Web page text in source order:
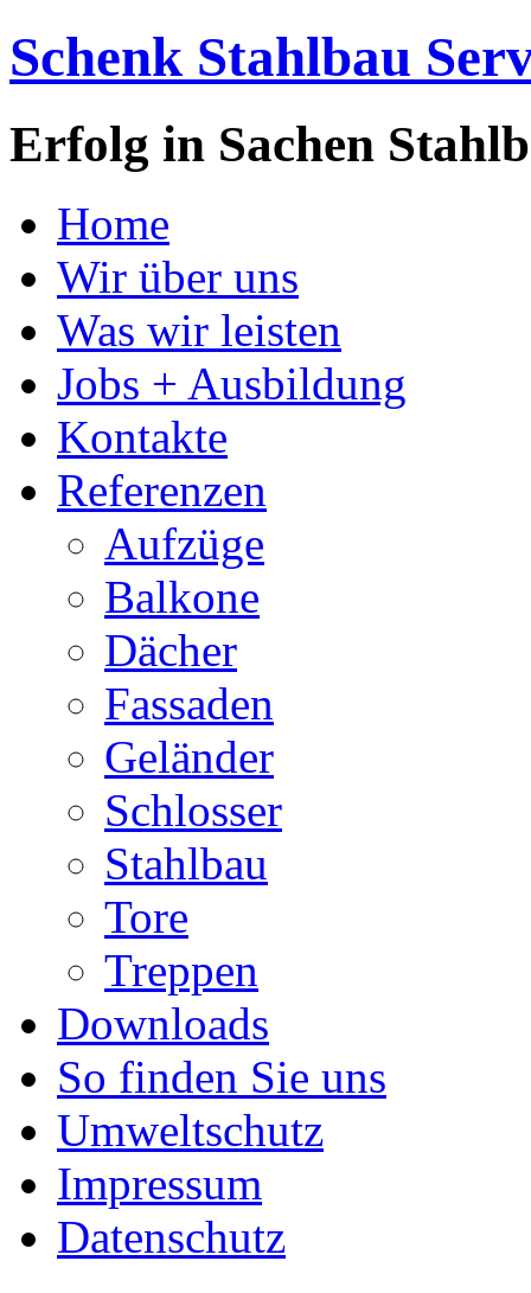
Schenk Stahlbau
Erfolg in Sachen
Home
Wir über uns
Was wir leisten
Jobs + Ausbildung
Kontakte
Referenzen
Aufzüge
Balkone
Dächer
Fassaden
Geländer
Schlosser
Stahlbau
Tore
Treppen
Downloads
So finden Sie uns
Umweltschutz
Impressum
Datenschutz